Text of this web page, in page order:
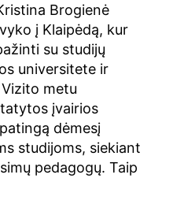
Brogienė
į Klaipėdą, kur
su studijų
universitete ir
metu
įvairios
dėmesį
studijoms, siekiant
pedagogų. Taip